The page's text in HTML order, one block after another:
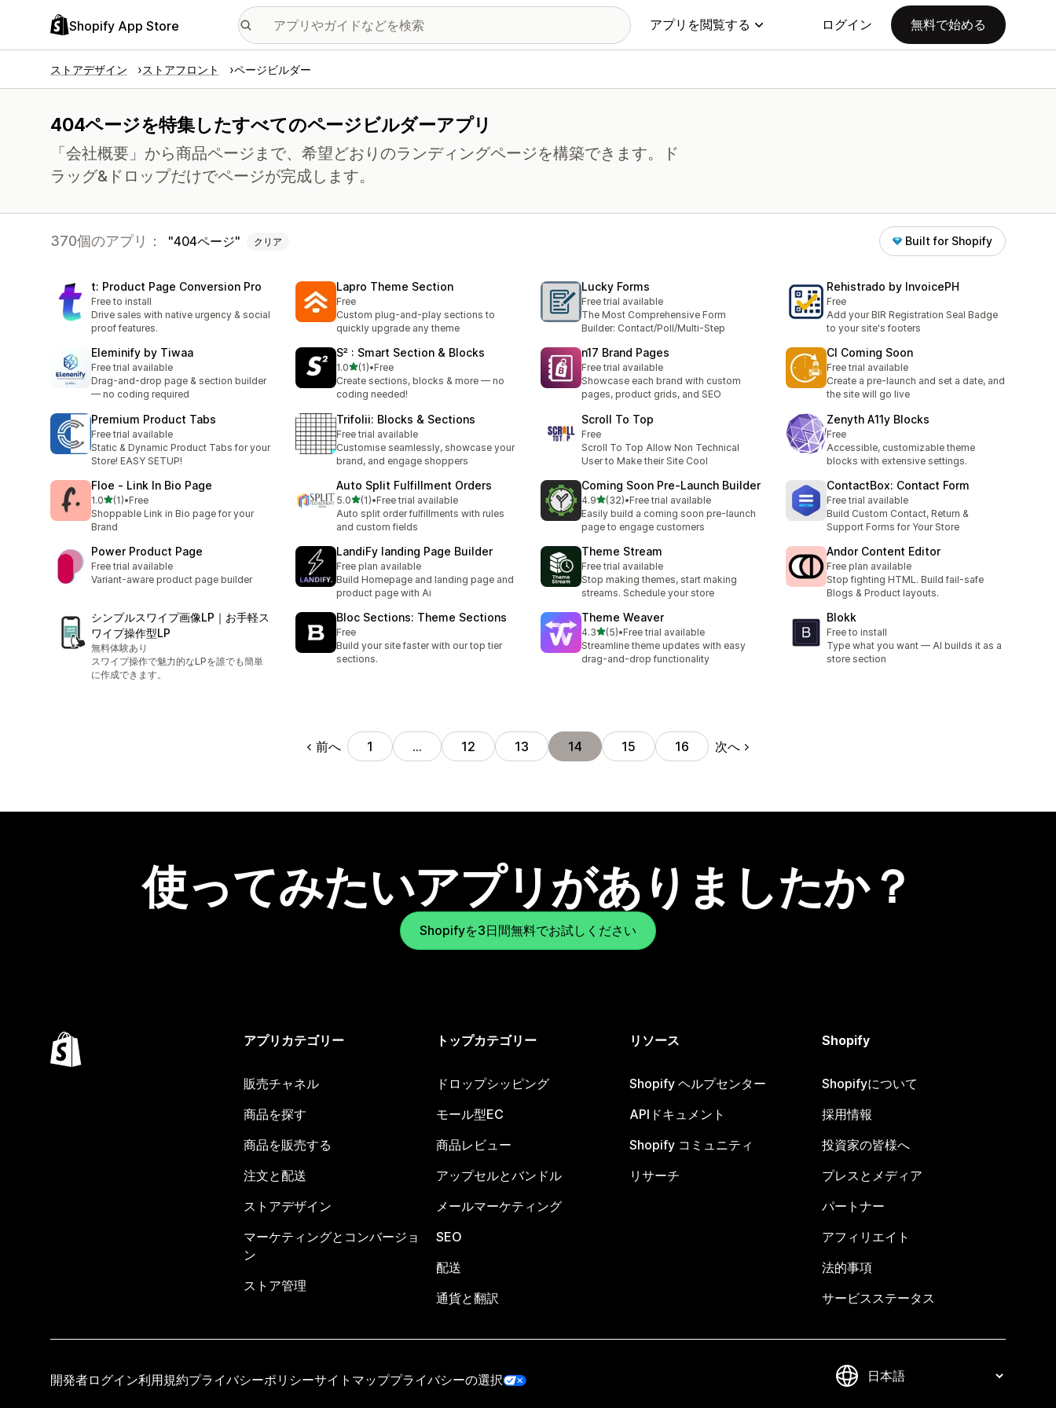
Shopify App Store アプリを閲覧する ログイン 無料で始める
ストアデザイン ストアフロント ページビルダー
404ページを特集したすべてのページビルダーアプリ
「会社概要」から商品ページまで、希望どおりのランディングページを構築できます。ド
ラッグ&ドロップだけでページが完成します。
370個のアプリ： 404ページ クリア Built for Shopify
t: Product Page Conversion Pro
Free to install
Drive sales with native urgency & social
proof features.
Lapro Theme Section
Free
Custom plug-and-play sections to
quickly upgrade any theme
Lucky Forms
Free trial available
The Most Comprehensive Form
Builder: Contact/Poll/Multi-Step
Rehistrado by InvoicePH
Free
Add your BIR Registration Seal Badge
to your site's footers
Eleminify by Tiwaa
Free trial available
Drag-and-drop page & section builder
— no coding required
S² : Smart Section & Blocks
1.05つ星中
(1)
合計レビュー数：1件
•Free
Create sections, blocks & more — no
coding needed!
n17 Brand Pages
Free trial available
Showcase each brand with custom
pages, product grids, and SEO
CI Coming Soon
Free trial available
Create a pre-launch and set a date, and
the site will go live
Premium Product Tabs
Free trial available
Static & Dynamic Product Tabs for your
Store! EASY SETUP!
Trifolii: Blocks & Sections
Free trial available
Customise seamlessly, showcase your
brand, and engage shoppers
Scroll To Top
Free
Scroll To Top Allow Non Technical
User to Make their Site Cool
Zenyth A11y Blocks
Free
Accessible, customizable theme
blocks with extensive settings.
Floe ‑ Link In Bio Page
1.05つ星中
(1)
合計レビュー数：1件
•Free
Shoppable Link in Bio page for your
Brand
Auto Split Fulfillment Orders
5.05つ星中
(1)
合計レビュー数：1件
•Free trial available
Auto split order fulfillments with rules
and custom fields
Coming Soon Pre‑Launch Builder
4.95つ星中
(32)
合計レビュー数：32件
•Free trial available
Easily build a coming soon pre-launch
page to engage customers
ContactBox: Contact Form
Free trial available
Build Custom Contact, Return &
Support Forms for Your Store
Power Product Page
Free trial available
Variant-aware product page builder
LandiFy landing Page Builder
Free plan available
Build Homepage and landing page and
product page with Ai
Theme Stream
Free trial available
Stop making themes, start making
streams. Schedule your store
Andor Content Editor
Free plan available
Stop fighting HTML. Build fail-safe
Blogs & Product layouts.
シンプルスワイプ画像LP｜お手軽ス
ワイプ操作型LP
無料体験あり
スワイプ操作で魅力的なLPを誰でも簡単
に作成できます。
Bloc Sections: Theme Sections
Free
Build your site faster with our top tier
sections.
Theme Weaver
4.35つ星中
(5)
合計レビュー数：5件
•Free trial available
Streamline theme updates with easy
drag-and-drop functionality
Blokk
Free to install
Type what you want — AI builds it as a
store section
前へ 1 … 12 13 14 15 16 次へ
使ってみたいアプリがありましたか？
Shopifyを3日間無料でお試しください
アプリカテゴリー
販売チャネル
商品を探す
商品を販売する
注文と配送
ストアデザイン
マーケティングとコンバージョ
ン
ストア管理
トップカテゴリー
ドロップシッピング
モール型EC
商品レビュー
アップセルとバンドル
メールマーケティング
SEO
配送
通貨と翻訳
リソース
Shopify ヘルプセンター
APIドキュメント
Shopify コミュニティ
リサーチ
Shopify
Shopifyについて
採用情報
投資家の皆様へ
プレスとメディア
パートナー
アフィリエイト
法的事項
サービスステータス
開発者ログイン利用規約プライバシーポリシーサイトマッププライバシーの選択